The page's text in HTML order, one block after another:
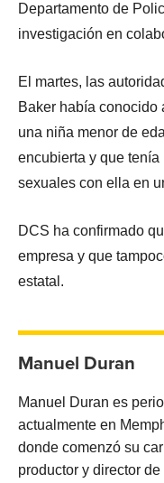
Departamento de
investigación en
El martes, las
Baker había conocido
una niña menor de
encubierta y que
sexuales con ella en
DCS ha confirmado
empresa y que
estatal.
Manuel Duran
Manuel Duran es
actualmente en
donde comenzó su
productor y director